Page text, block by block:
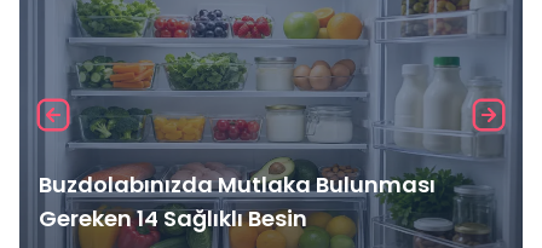
Buzdolabınızda Mutlaka Bulunması
Gereken 14 Sağlıklı Besin